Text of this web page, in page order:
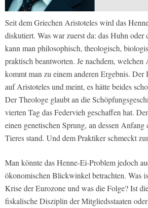
Seit dem Griechen Aristoteles wird das
diskutiert. Was war zuerst da: das Huhn oder
kann man philosophisch, theologisch,
praktisch beantworten. Je nachdem, welchen
kommt man zu einem anderen Ergebnis. Der
auf Aristoteles und meint, es hätte beides
Der Theologe glaubt an die
vierten Tag das Federvieh geschaffen hat.
einen genetischen Sprung, an dessen Anfang
Tieres stand. Und dem Praktiker schmeckt
Man könnte das Henne-Ei-Problem jedoch
ökonomischen Blickwinkel betrachten. Was
Krise der Eurozone und was die Folge? Ist
fiskalische Disziplin der Mitgliedsstaaten